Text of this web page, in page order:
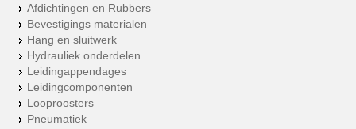
Afdichtingen en Rubbers
Bevestigings materialen
Hang en sluitwerk
Hydrauliek onderdelen
Leidingappendages
Leidingcomponenten
Looproosters
Pneumatiek